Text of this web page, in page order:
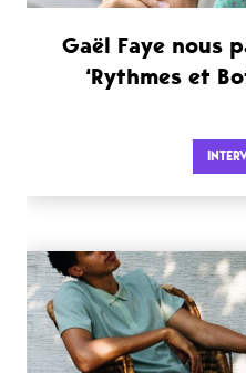
Gaël Faye nous
‘Rythmes et